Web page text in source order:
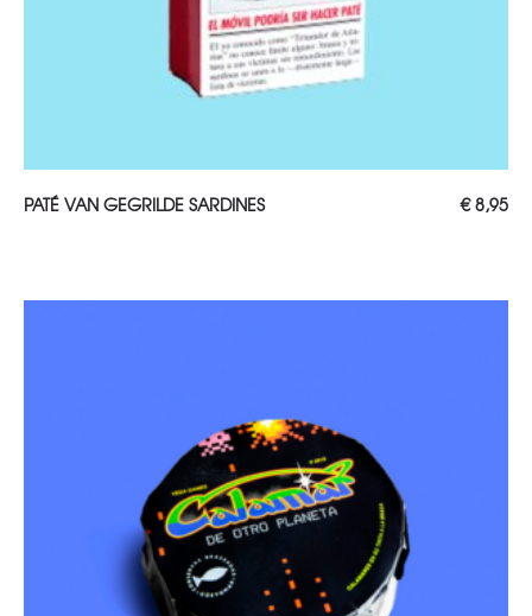
TOEVOEGEN AAN WINKELWAGEN
PATÉ VAN GEGRILDE SARDINES €8,95